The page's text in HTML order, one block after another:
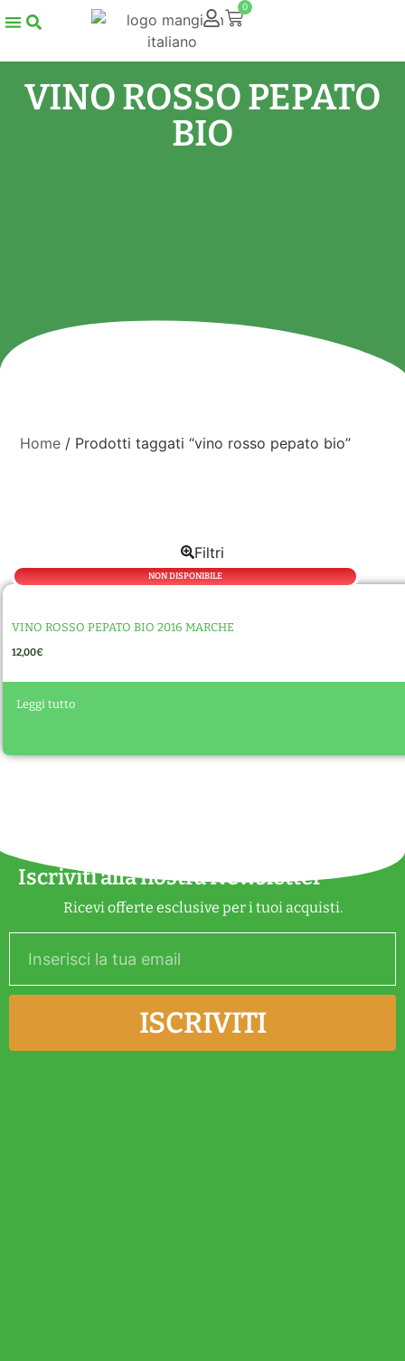
0
VINO ROSSO PEPATO
BIO
Home / Prodotti taggati “vino rosso pepato bio”
Filtri
NON DISPONIBILE
VINO ROSSO PEPATO BIO 2016 MARCHE
12,00€
Leggi tutto
n
Iscriviti alla nostra Newsletter
Ricevi offerte esclusive per i tuoi acquisti.
ISCRIVITI